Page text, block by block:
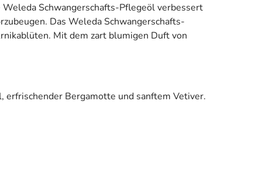
Schwangerschafts-Pflegeöl verbessert
Das Weleda Schwangerschafts-
Mit dem zart blumigen Duft von
erfrischender Bergamotte und sanftem Vetiver.